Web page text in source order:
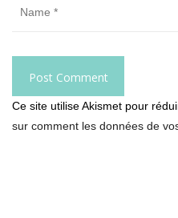
Ce site utilise Akismet pour
sur comment les données de